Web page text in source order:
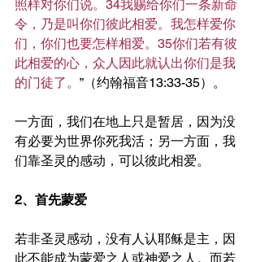
照样对你们说。34我赐给你们一条新命
令，乃是叫你们彼此相爱。我怎样爱你
们，你们也要怎样相爱。35你们若有彼
此相爱的心，众人因此就认出你们是我
的门徒了。 ”（约翰福音13:33-35）。
一方面，我们在地上只是暂居，因为没
有必要为世界你死我活；另一方面，我
们靠圣灵的感动，可以彼此相爱。
2、首先蒙爱
若非圣灵感动，没有人认耶稣是主，因
此不能成为蒙爱之人或神爱之人。而若